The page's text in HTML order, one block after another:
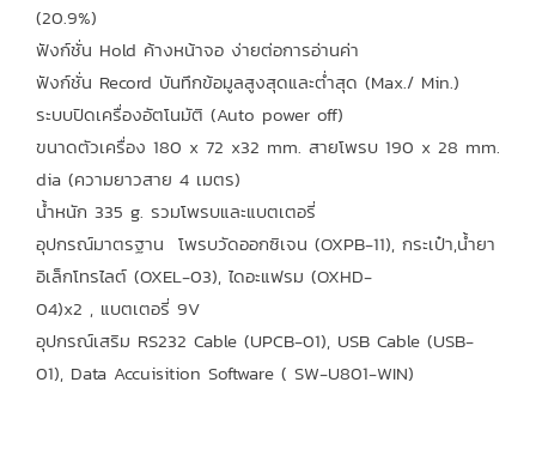
(20.9%)
ฟังก์ชั่น Hold ค้างหน้าจอ ง่ายต่อการอ่านค่า
ฟังก์ชั่น Record บันทึกข้อมูลสูงสุดและต่ำสุด (Max./ Min.)
ระบบปิดเครื่องอัตโนมัติ (Auto power off)
ขนาดตัวเครื่อง 180 x 72 x32 mm. สายโพรบ 190 x 28 mm.
dia (ความยาวสาย 4 เมตร)
น้ำหนัก 335 g. รวมโพรบและแบตเตอรี่
อุปกรณ์มาตรฐาน โพรบวัดออกซิเจน (OXPB-11), กระเป๋า,น้ำยา
อิเล็กโทรไลต์ (OXEL-03), ไดอะแฟรม (OXHD-
04)x2 , แบตเตอรี่ 9V
อุปกรณ์เสริม RS232 Cable (UPCB-01), USB Cable (USB-
01), Data Accuisition Software ( SW-U801-WIN)